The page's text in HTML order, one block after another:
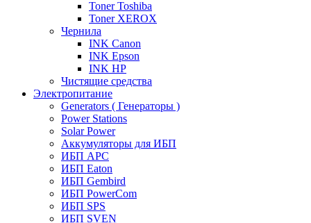
Toner Toshiba
Toner XEROX
Чернила
INK Canon
INK Epson
INK HP
Чистящие средства
Электропитание
Generators ( Генераторы )
Power Stations
Solar Power
Аккумуляторы для ИБП
ИБП APC
ИБП Eaton
ИБП Gembird
ИБП PowerCom
ИБП SPS
ИБП SVEN